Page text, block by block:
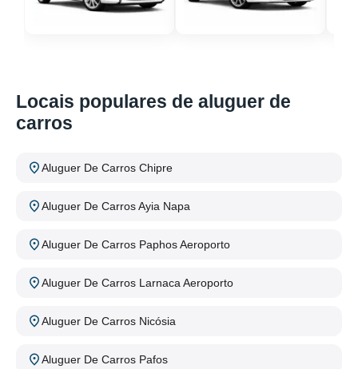
Locais populares de aluguer de
carros
Aluguer De Carros Chipre
Aluguer De Carros Ayia Napa
Aluguer De Carros Paphos Aeroporto
Aluguer De Carros Larnaca Aeroporto
Aluguer De Carros Nicósia
Aluguer De Carros Pafos